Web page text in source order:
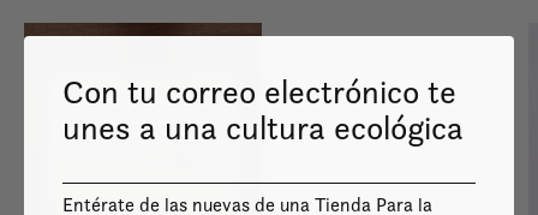
Con tu correo electrónico te
unes a una cultura ecológica
Entérate de las nuevas de una Tienda Para la